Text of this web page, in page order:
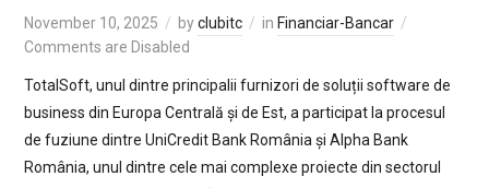
November 10, 2025 byclubitc in Financiar-Bancar
Comments are Disabled
TotalSoft, unul dintre principalii furnizori de soluții software de
business din Europa Centrală și de Est, a participat la procesul
de fuziune dintre UniCredit Bank România și Alpha Bank
România, unul dintre cele mai complexe proiecte din sectorul